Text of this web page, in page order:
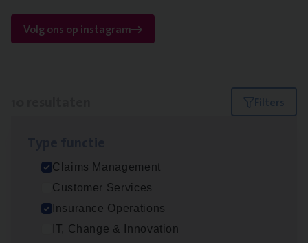
Volg ons op instagram
Filters
Claims Management
Customer Services
Insurance Operations
IT, Change & Innovation
Scha­de­be­heer­der verzekeringen
Claims Management
Sint-Niklaas/Temse